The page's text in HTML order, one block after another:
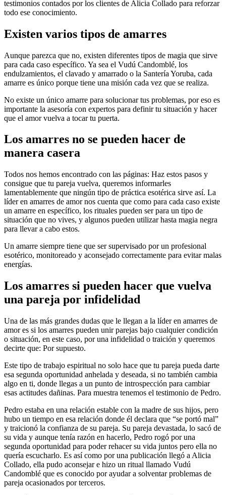
testimonios contados por los clientes de Alicia Collado para reforzar
todo ese conocimiento.
Existen varios tipos de amarres
Aunque parezca que no, existen diferentes tipos de magia que sirve
para cada caso específico. Ya sea el Vudú Candomblé, los
endulzamientos, el clavado y amarrado o la Santería Yoruba, cada
amarre es único porque tiene una misión cada vez que se realiza.
No existe un único amarre para solucionar tus problemas, por eso es
importante la asesoría con expertos para definir tu situación y hacer
que el amor vuelva a tocar tu puerta.
Los amarres no se pueden hacer de
manera casera
Todos nos hemos encontrado con las páginas: Haz estos pasos y
consigue que tu pareja vuelva, queremos informarles
lamentablemente que ningún tipo de práctica esotérica sirve así. La
líder en amarres de amor nos cuenta que como para cada caso existe
un amarre en específico, los rituales pueden ser para un tipo de
situación que no vives, y algunos pueden utilizar hasta magia negra
para llevar a cabo estos.
Un amarre siempre tiene que ser supervisado por un profesional
esotérico, monitoreado y aconsejado correctamente para evitar malas
energías.
Los amarres si pueden hacer que vuelva
una pareja por infidelidad
Una de las más grandes dudas que le llegan a la líder en amarres de
amor es si los amarres pueden unir parejas bajo cualquier condición
o situación, en este caso, por una infidelidad o traición y queremos
decirte que: Por supuesto.
Este tipo de trabajo espiritual no solo hace que tu pareja pueda darte
esa segunda oportunidad anhelada y deseada, si no también cambia
algo en ti, donde llegas a un punto de introspección para cambiar
esas actitudes dañinas. Para muestra tenemos el testimonio de Pedro.
Pedro estaba en una relación estable con la madre de sus hijos, pero
hubo un tiempo en esa relación donde él declara que “se portó mal”
y traicionó la confianza de su pareja. Su pareja devastada, lo sacó de
su vida y aunque tenía razón en hacerlo, Pedro rogó por una
segunda oportunidad para poder rehacer su vida juntos pero ella no
quería escucharlo. Es así como por una publicación llegó a Alicia
Collado, ella pudo aconsejar e hizo un ritual llamado Vudú
Candomblé que es conocido por ayudar a solventar problemas de
pareja ocasionados por terceros.